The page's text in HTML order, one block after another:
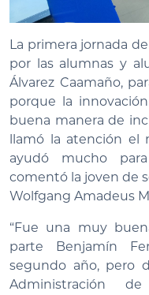
La primera jornada
por las alumnas y
Álvarez Caamaño,
porque la
buena manera de
llamó la atención el
ayudó mucho
comentó la joven de
Wolfgang Amadeus
“Fue una muy
parte Benjamín
segundo año, pero
Administración